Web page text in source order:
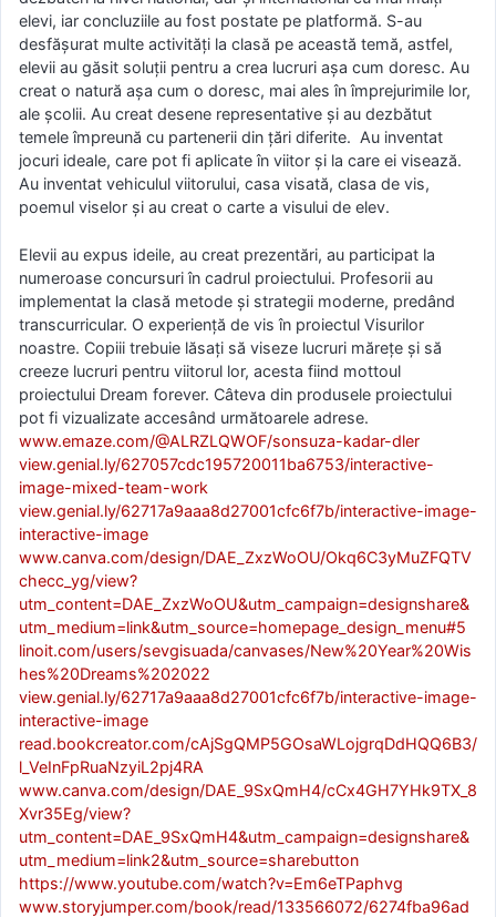
elevi, iar concluziile au fost postate pe platformă. S-au
desfășurat multe activități la clasă pe această temă, astfel,
elevii au găsit soluții pentru a crea lucruri așa cum doresc. Au
creat o natură așa cum o doresc, mai ales în împrejurimile lor,
ale școlii. Au creat desene representative și au dezbătut
temele împreună cu partenerii din țări diferite. Au inventat
jocuri ideale, care pot fi aplicate în viitor și la care ei visează.
Au inventat vehiculul viitorului, casa visată, clasa de vis,
poemul viselor și au creat o carte a visului de elev.
Elevii au expus ideile, au creat prezentări, au participat la
numeroase concursuri în cadrul proiectului. Profesorii au
implementat la clasă metode și strategii moderne, predând
transcurricular. O experiență de vis în proiectul Visurilor
noastre. Copiii trebuie lăsați să viseze lucruri mărețe și să
creeze lucruri pentru viitorul lor, acesta fiind mottoul
proiectului Dream forever. Câteva din produsele proiectului
pot fi vizualizate accesând următoarele adrese.
www.emaze.com/@ALRZLQWOF/sonsuza-kadar-dler
view.genial.ly/627057cdc195720011ba6753/interactive-
image-mixed-team-work
view.genial.ly/62717a9aaa8d27001cfc6f7b/interactive-image-
interactive-image
www.canva.com/design/DAE_ZxzWoOU/Okq6C3yMuZFQTV
checc_yg/view?
utm_content=DAE_ZxzWoOU&utm_campaign=designshare&
utm_medium=link&utm_source=homepage_design_menu#5
linoit.com/users/sevgisuada/canvases/New%20Year%20Wis
hes%20Dreams%202022
view.genial.ly/62717a9aaa8d27001cfc6f7b/interactive-image-
interactive-image
read.bookcreator.com/cAjSgQMP5GOsaWLojgrqDdHQQ6B3/
l_VeInFpRuaNzyiL2pj4RA
www.canva.com/design/DAE_9SxQmH4/cCx4GH7YHk9TX_8
Xvr35Eg/view?
utm_content=DAE_9SxQmH4&utm_campaign=designshare&
utm_medium=link2&utm_source=sharebutton
https://www.youtube.com/watch?v=Em6eTPaphvg
www.storyjumper.com/book/read/133566072/6274fba96ad